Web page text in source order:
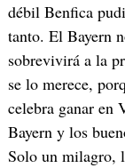
débil Benfica
tanto. El Bayern
sobrevivirá a la
se lo merece,
celebra ganar en
Bayern y los
Solo un milagro,